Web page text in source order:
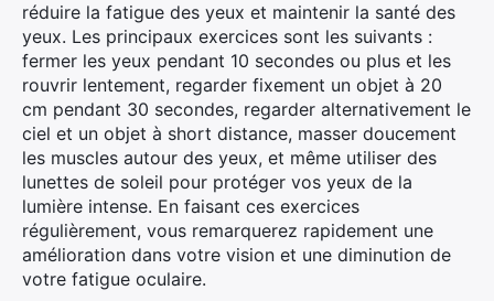
réduire la fatigue des yeux et maintenir la santé des
yeux. Les principaux exercices sont les suivants :
fermer les yeux pendant 10 secondes ou plus et les
rouvrir lentement, regarder fixement un objet à 20
cm pendant 30 secondes, regarder alternativement le
ciel et un objet à short distance, masser doucement
les muscles autour des yeux, et même utiliser des
lunettes de soleil pour protéger vos yeux de la
lumière intense. En faisant ces exercices
régulièrement, vous remarquerez rapidement une
amélioration dans votre vision et une diminution de
votre fatigue oculaire.